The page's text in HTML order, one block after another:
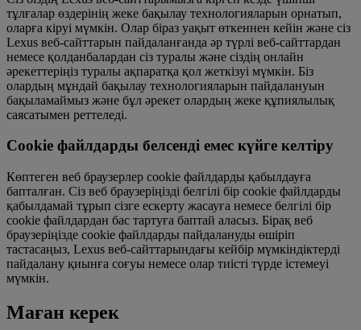
тұлғалар өздерінің жеке бақылау технологияларын орнатып,
оларға кіруі мүмкін. Олар біраз уақыт өткеннен кейін және сіз
Lexus веб-сайттарын пайдаланғанда әр түрлі веб-сайттардан
немесе қолданбалардан сіз туралы және сіздің онлайн
әрекеттеріңіз туралы ақпаратқа қол жеткізуі мүмкін. Біз
олардың мұндай бақылау технологияларын пайдалануын
бақыламаймыз және бұл әрекет олардың жеке құпиялылық
саясатымен реттеледі.
Cookie файлдарды белсенді емес күйге келтіру
Көптеген веб браузерлер cookie файлдарды қабылдауға
бапталған. Сіз веб браузеріңізді белгілі бір cookie файлдарды
қабылдамай тұрып сізге ескерту жасауға немесе белгілі бір
cookie файлдардан бас тартуға баптай аласыз. Бірақ веб
браузеріңізде cookie файлдарды пайдалануды өшіріп
тастасаңыз, Lexus веб-сайттарындағы кейбір мүмкіндіктерді
пайдалану қиынға соғуы немесе олар тиісті түрде істемеуі
мүмкін.
Маған керек